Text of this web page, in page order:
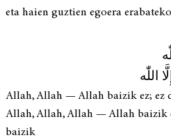
eta haien guztien egoera
اللّٰه
Allah, Allah — Allah baizik ez; ez
Allah, Allah, Allah — Allah baizik
baizik